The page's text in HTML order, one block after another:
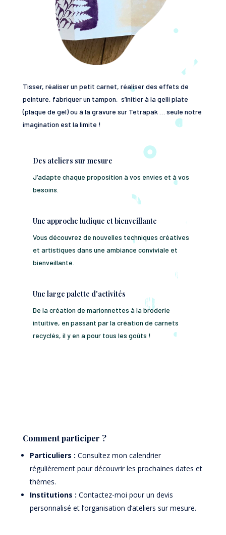
Tisser, réaliser un petit carnet, réaliser des effets de
peinture, fabriquer un tampon, s’initier à la gelli plate
(plaque de gel) ou à la gravure sur Tetrapak … seule notre
imagination est la limite !
Des ateliers sur mesure
J’adapte chaque proposition à vos envies et à vos
besoins.
Une approche ludique et bienveillante
Vous découvrez de nouvelles techniques créatives
et artistiques dans une ambiance conviviale et
bienveillante.
Une large palette d'activités
De la création de marionnettes à la broderie
intuitive, en passant par la création de carnets
recyclés, il y en a pour tous les goûts !
Comment participer ?
Particuliers : Consultez mon calendrier
régulièrement pour découvrir les prochaines dates et
thèmes.
Institutions : Contactez-moi pour un devis
personnalisé et l’organisation d’ateliers sur mesure.